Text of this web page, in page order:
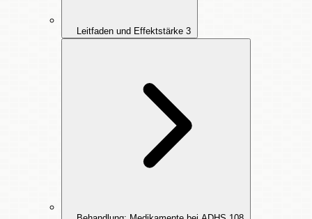
Leitfaden und Effektstärke 3